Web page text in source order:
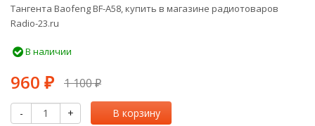
Тангента Baofeng BF-A58, купить в магазине радиотоваров
Radio-23.ru
В наличии
960 ₽ 1 100₽
- + В корзину